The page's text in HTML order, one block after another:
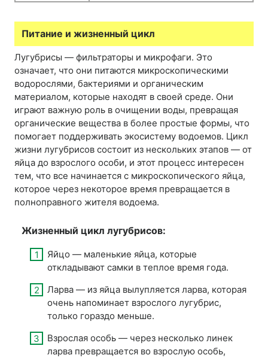
Питание и жизненный цикл
Лугубрисы — фильтраторы и микрофаги. Это
означает, что они питаются микроскопическими
водорослями, бактериями и органическим
материалом, которые находят в своей среде. Они
играют важную роль в очищении воды, превращая
органические вещества в более простые формы, что
помогает поддерживать экосистему водоемов. Цикл
жизни лугубрисов состоит из нескольких этапов — от
яйца до взрослого особи, и этот процесс интересен
тем, что все начинается с микроскопического яйца,
которое через некоторое время превращается в
полноправного жителя водоема.
Жизненный цикл лугубрисов:
Яйцо — маленькие яйца, которые
откладывают самки в теплое время года.
Ларва — из яйца вылупляется ларва, которая
очень напоминает взрослого лугубрис,
только гораздо меньше.
Взрослая особь — через несколько линек
ларва превращается во взрослую особь,